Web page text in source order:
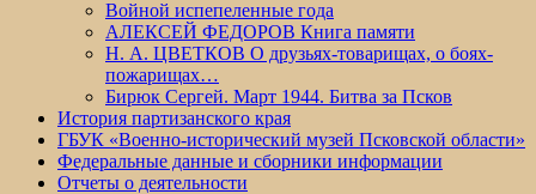
Войной испепеленные года
АЛЕКСЕЙ ФЕДОРОВ Книга памяти
Н. А. ЦВЕТКОВ О друзьях-товарищах, о боях-
пожарищах…
Бирюк Сергей. Март 1944. Битва за Псков
История партизанского края
ГБУК «Военно-исторический музей Псковской области»
Федеральные данные и сборники информации
Отчеты о деятельности